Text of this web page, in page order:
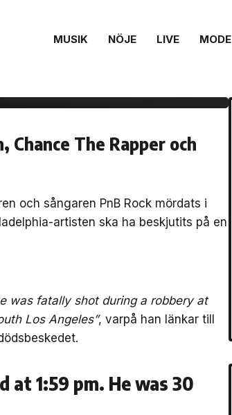
MUSIK NÖJE LIVE MODE
Los Angeles –
Chance The Rapper och
och sångaren PnB Rock mördats i
artisten ska ha beskjutits på en
was fatally shot during a robbery at
Los Angeles”, varpå han länkar till
at 1:59 pm. He was 30